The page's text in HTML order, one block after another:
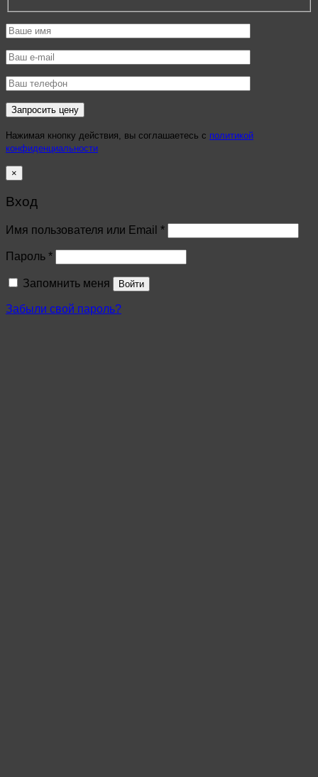
Нажимая кнопку действия, вы соглашаетесь с политикой
конфиденциальности
×
Вход
Имя пользователя или Email *
Пароль *
Запомнить меня Войти
Забыли свой пароль?